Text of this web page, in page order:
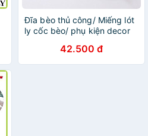
Đĩa bèo thủ công/ Miếng lót
ly cốc bèo/ phụ kiện decor
12/20/30/37/50cm | ongtre
(Vietnam)
42.500 đ